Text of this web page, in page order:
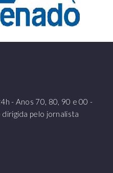
- Anos 70, 80, 90 e 00 -
pelo jornalista